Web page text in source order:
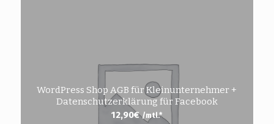
WordPress Shop AGB für Kleinunternehmer +
Datenschutzerklärung für Facebook
12,90€ /mtl.*